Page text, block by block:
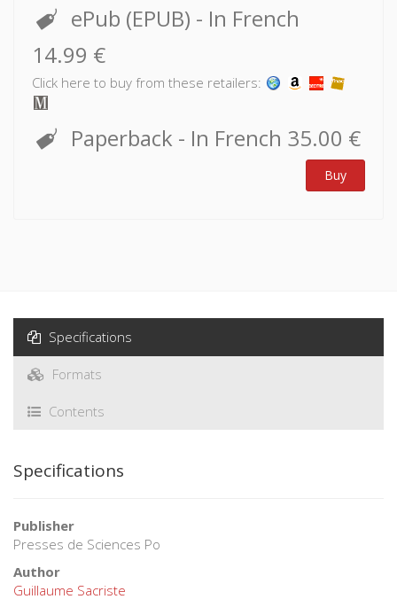
creation of a constitutional body at the judiciary foundation
of our current political system.
In doing this, Guillaume Sacriste reveals an essential, if
forgotten, part of French judiciary and constitutional history.
ePub (EPUB) - In French
14.99 €
Click here to buy from these retailers:
Paperback - In French 35.00 €
Buy
Specifications
Formats
Contents
Specifications
Publisher
Presses de Sciences Po
Author
Guillaume Sacriste